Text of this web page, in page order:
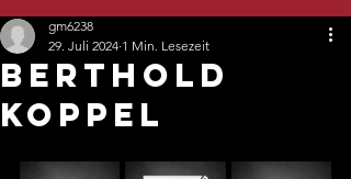
BERTHOLD
KOPPEL
gm6238
29. Juli 2024 1 Min. Lesezeit